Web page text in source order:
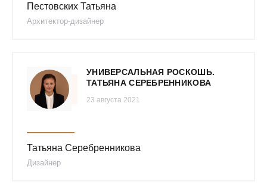
Пестовских Татьяна
Архитектор-дизайнер
УНИВЕРСАЛЬНАЯ РОСКОШЬ.
ТАТЬЯНА СЕРЕБРЕННИКОВА
23 августа 2021
Татьяна Серебренникова
Дизайнер